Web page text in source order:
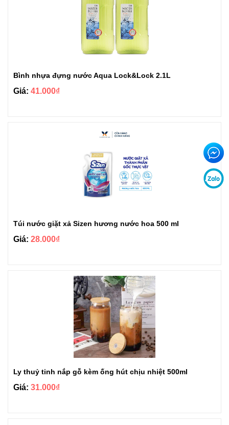
Bình nhựa đựng nước Aqua Lock&Lock 2.1L
Giá: 41.000₫
Túi nước giặt xả Sizen hương nước hoa 500 ml
Giá: 28.000₫
Ly thuỷ tinh nắp gỗ kèm ống hút chịu nhiệt 500ml
Giá: 31.000₫